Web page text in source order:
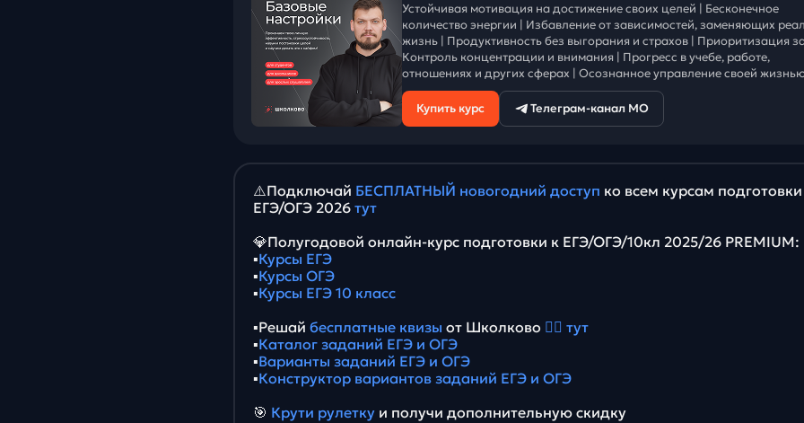
Устойчивая мотивация на достижение своих целей | Бесконечное
количество энергии | Избавление от зависимостей, заменяющих
жизнь | Продуктивность без выгорания и страхов | Приоритизация
Контроль концентрации и внимания | Прогресс в учебе, работе,
отношениях и других сферах | Осознанное управление своей
Купить курс Телеграм-канал МО
⚠️Подключай БЕСПЛАТНЫЙ новогодний доступ ко всем курсам
ЕГЭ/ОГЭ 2026 тут
💎Полугодовой онлайн-курс подготовки к ЕГЭ/ОГЭ/10кл 2025/26 PREMIUM:
▪️Курсы ЕГЭ
▪️Курсы ОГЭ
▪️Курсы ЕГЭ 10 класс
▪️Решай бесплатные квизы от Школково 👉🏻 тут
▪️Каталог заданий ЕГЭ и ОГЭ
▪️Варианты заданий ЕГЭ и ОГЭ
▪️Конструктор вариантов заданий ЕГЭ и ОГЭ
🎯 Крути рулетку и получи дополнительную скидку